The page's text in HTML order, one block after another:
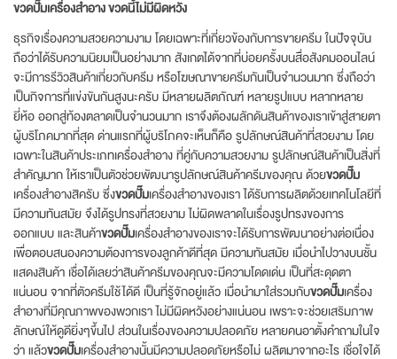
ขวดปั๊มเครื่องสำอาง ขวดนี้ไม่มีผิดหวัง
ธุรกิจเรื่องความสวยความงาม โดยเฉพาะที่เกี่ยวข้องกับการขายครีม ในปัจจุบัน
ถือว่าได้รับความนิยมเป็นอย่างมาก สังเกตได้จากที่บ่อยครั้งบนสื่อสังคมออนไลน์
จะมีการรีวิวสินค้าเกี่ยวกับครีม หรือโฆษณาขายครีมกันเป็นจำนวนมาก ซึ่งถือว่า
เป็นกิจการที่แข่งขันกันสูงนะครับ มีหลายผลิตภัณฑ์ หลายรูปแบบ หลากหลาย
ยี่ห้อ ออกสู่ท้องตลาดเป็นจำนวนมาก เราจึงต้องผลักดันสินค้าของเราเข้าสู่สายตา
ผู้บริโภคมากที่สุด ด่านแรกที่ผู้บริโภคจะเห็นก็คือ รูปลักษณ์สินค้าที่สวยงาม โดย
เฉพาะในสินค้าประเภทเครื่องสำอาง ที่คู่กับความสวยงาม รูปลักษณ์สินค้าเป็นสิ่งที่
สำคัญมาก ให้เราเป็นตัวช่วยพัฒนารูปลักษณ์สินค้าครีมของคุณ ด้วยขวดปั๊ม
เครื่องสำอางสิครับ ซึ่งขวดปั๊มเครื่องสำอางของเรา ได้รับการผลิตด้วยเทคโนโลยีที่
มีความทันสมัย จึงได้รูปทรงที่สวยงาม ไม่ผิดพลาดในเรื่องรูปทรงของการ
ออกแบบ และสินค้าขวดปั๊มเครื่องสำอางของเราจะได้รับการพัฒนาอย่างต่อเนื่อง
เพื่อตอบสนองความต้องการของลูกค้าดีที่สุด มีความทันสมัย เมื่อนำไปวางบนชั้น
แสดงสินค้า เชื่อได้เลยว่าสินค้าครีมของคุณจะมีความโดดเด่น เป็นที่สะดุดตา
แน่นอน จากที่ตัวครีมใช้ได้ดี เป็นที่รู้จักอยู่แล้ว เมื่อนำมาใส่รวมกับขวดปั๊มเครื่อง
สำอางที่มีคุณภาพของพวกเรา ไม่มีผิดหวังอย่างแน่นอน เพราะจะช่วยเสริมภาพ
ลักษณ์ให้ดูดียิ่งๆขึ้นไป ส่วนในเรื่องของความปลอดภัย หลายคนอาตั้งคำถามในใจ
ว่า แล้วขวดปั๊มเครื่องสำอางนั้นมีความปลอดภัยหรือไม่ ผลิตมาจากอะไร เชื่อใจได้